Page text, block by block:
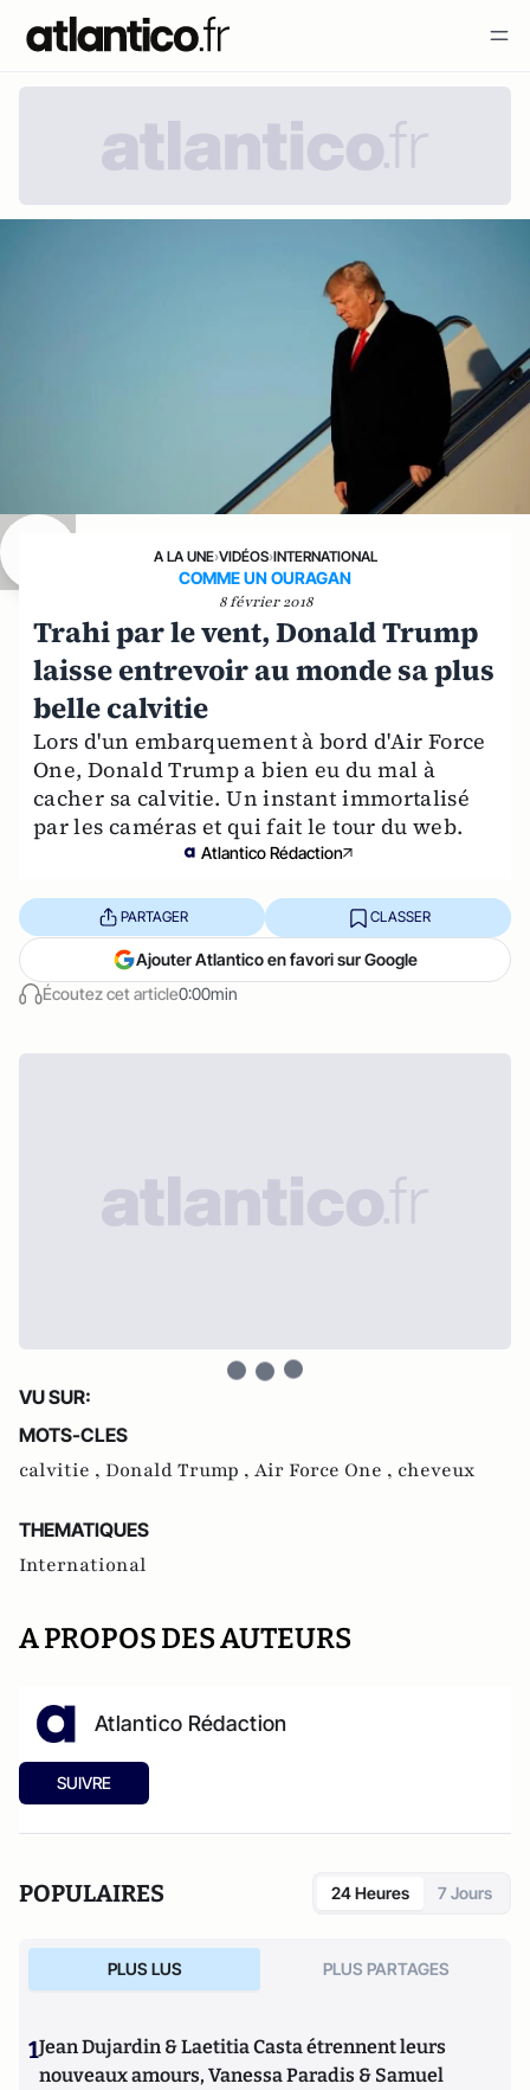
A LA UNE›VIDÉOS›INTERNATIONAL
COMME UN OURAGAN
8 février 2018
Trahi par le vent, Donald Trump
laisse entrevoir au monde sa plus
belle calvitie
Lors d'un embarquement à bord d'Air Force
One, Donald Trump a bien eu du mal à
cacher sa calvitie. Un instant immortalisé
par les caméras et qui fait le tour du web.
Atlantico Rédaction
Écoutez cet article0:00min
PARTAGER CLASSER
Ajouter Atlantico en favori sur Google
VU SUR:
MOTS-CLES
calvitie , Donald Trump , Air Force One , cheveux
THEMATIQUES
International
A PROPOS DES AUTEURS
Atlantico Rédaction
SUIVRE
POPULAIRES 24 Heures 7 Jours
PLUS LUS PLUS PARTAGES
1Jean Dujardin & Laetitia Casta étrennent leurs
nouveaux amours, Vanessa Paradis & Samuel